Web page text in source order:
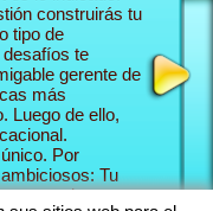
construirás tu
tipo de
te
gerente de
más
Luego de ello,
Por
Tu
cargo de tus
Sunny
juego
playa y
sucede